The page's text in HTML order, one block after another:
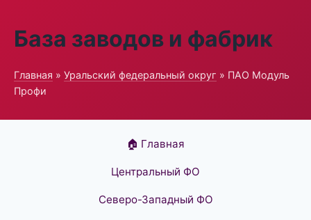
База заводов и фабрик
Главная » Уральский федеральный округ » ПАО Модуль
Профи
🏠 Главная
Центральный ФО
Северо-Западный ФО